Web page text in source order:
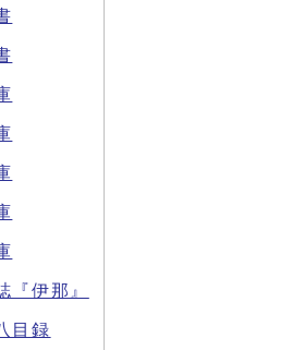
『伊那』
目録